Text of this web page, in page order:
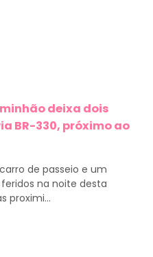
deixa dois
BR-330, próximo ao
de passeio e um
na noite desta
proximi...